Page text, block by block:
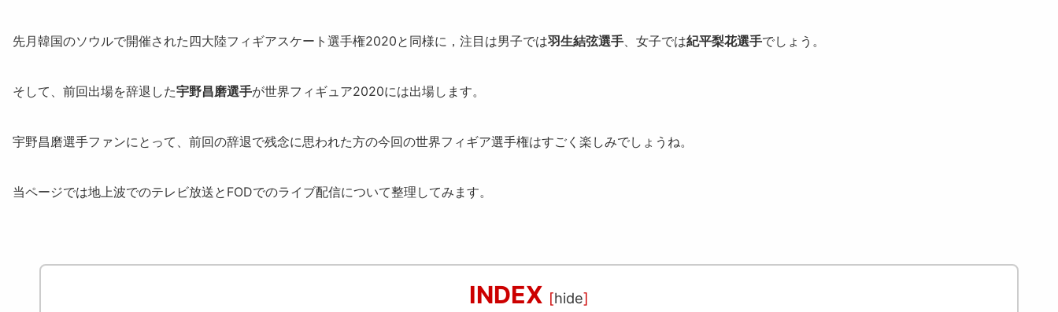
先月韓国のソウルで開催された四大陸フィギアスケート選手権2020と同様に，注目は男子では羽生結弦選手、女子では紀平梨花選手でしょう。
そして、前回出場を辞退した宇野昌磨選手が世界フィギュア2020には出場します。
宇野昌磨選手ファンにとって、前回の辞退で残念に思われた方の今回の世界フィギア選手権はすごく楽しみでしょうね。
当ページでは地上波でのテレビ放送とFODでのライブ配信について整理してみます。
INDEX [hide]